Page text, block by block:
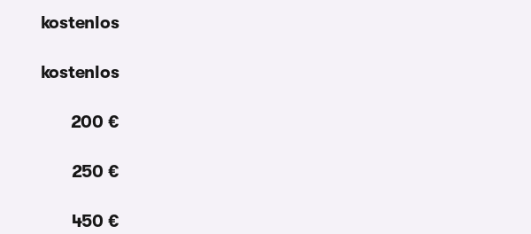
kostenlos
kostenlos
200 €
250 €
450 €